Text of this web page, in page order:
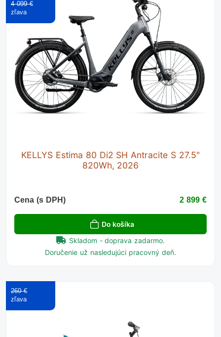
KELLYS Estima 80 Di2 SH Antracite S 27.5"
820Wh, 2026
4 099 €
Cena (s DPH) 2 899 €
Do košíka
Skladom - doprava zadarmo.
Doručenie už nasledujúci pracovný deň.
260 €